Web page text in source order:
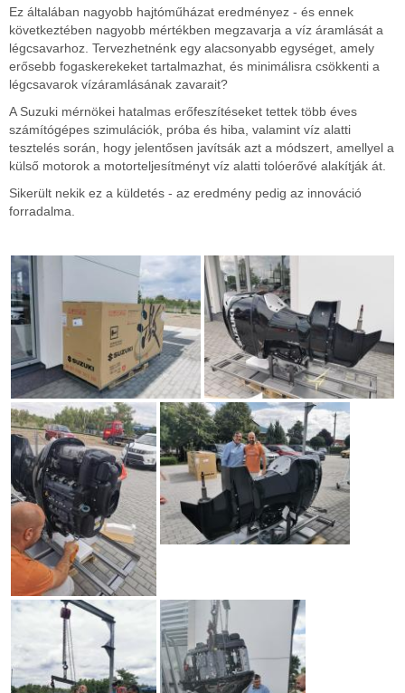
Ez általában nagyobb hajtóműházat eredményez - és ennek
következtében nagyobb mértékben megzavarja a víz áramlását a
légcsavarhoz. Tervezhetnénk egy alacsonyabb egységet, amely
erősebb fogaskerekeket tartalmazhat, és minimálisra csökkenti a
légcsavarok vízáramlásának zavarait?
A Suzuki mérnökei hatalmas erőfeszítéseket tettek több éves
számítógépes szimulációk, próba és hiba, valamint víz alatti
tesztelés során, hogy jelentősen javítsák azt a módszert, amellyel a
külső motorok a motorteljesítményt víz alatti tolóerővé alakítják át.
Sikerült nekik ez a küldetés - az eredmény pedig az innováció
forradalma.